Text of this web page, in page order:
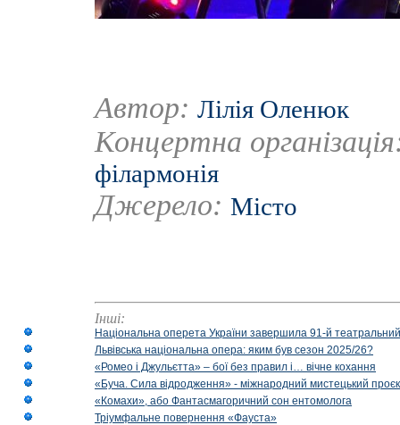
Автор: Лілія Оленюк
Концертна
філармонія
Джерело: Місто
Інші:
Національна оперета України завершила 91-й
Львівська національна опера: яким був сезон 2025/26?
«Ромео і Джульєтта» – бої без правил і… вічне кохання
«Буча. Сила відродження» - міжнародний мистецький
«Комахи», або Фантасмагоричний сон ентомолога
Тріумфальне повернення «Фауста»